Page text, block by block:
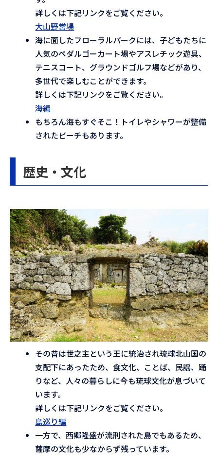
詳しくは下記リンクをご覧ください。
大山野営場
海に面したフローラルパークには、子どもたちに
人気のペダルゴーカート場やアスレチック遊具、
テニスコート、グラウンドゴルフ場などがあり、
多世代で楽しむことができます。
詳しくは下記リンクをご覧ください。
海編
もちろん海もすぐそこ！トイレやシャワーが整備
されたビーチもあります。
歴史・文化
その昔は世之主という王に統治され琉球北山国の
支配下にあったため、食文化、ことば、民謡、踊
りなど、人々の暮らしに今も琉球文化が息づいて
います。
詳しくは下記リンクをご覧ください。
島巡り編
一方で、西郷隆盛が流刑された島でもあるため、
薩摩の文化も少なからず残っています。